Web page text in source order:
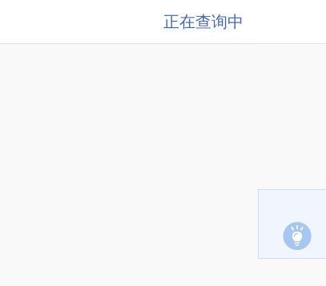
正在查询中